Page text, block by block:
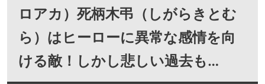
ロアカ）死柄木弔（しがらきとむ
ら）はヒーローに異常な感情を向
ける敵！しかし悲しい過去も…